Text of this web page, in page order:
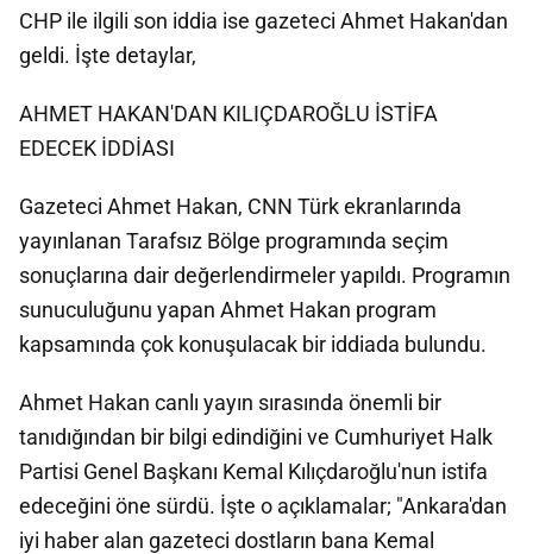
CHP ile ilgili son iddia ise gazeteci Ahmet Hakan'dan
geldi. İşte detaylar,
AHMET HAKAN'DAN KILIÇDAROĞLU İSTİFA
EDECEK İDDİASI
Gazeteci Ahmet Hakan, CNN Türk ekranlarında
yayınlanan Tarafsız Bölge programında seçim
sonuçlarına dair değerlendirmeler yapıldı. Programın
sunuculuğunu yapan Ahmet Hakan program
kapsamında çok konuşulacak bir iddiada bulundu.
Ahmet Hakan canlı yayın sırasında önemli bir
tanıdığından bir bilgi edindiğini ve Cumhuriyet Halk
Partisi Genel Başkanı Kemal Kılıçdaroğlu'nun istifa
edeceğini öne sürdü. İşte o açıklamalar; "Ankara'dan
iyi haber alan gazeteci dostların bana Kemal